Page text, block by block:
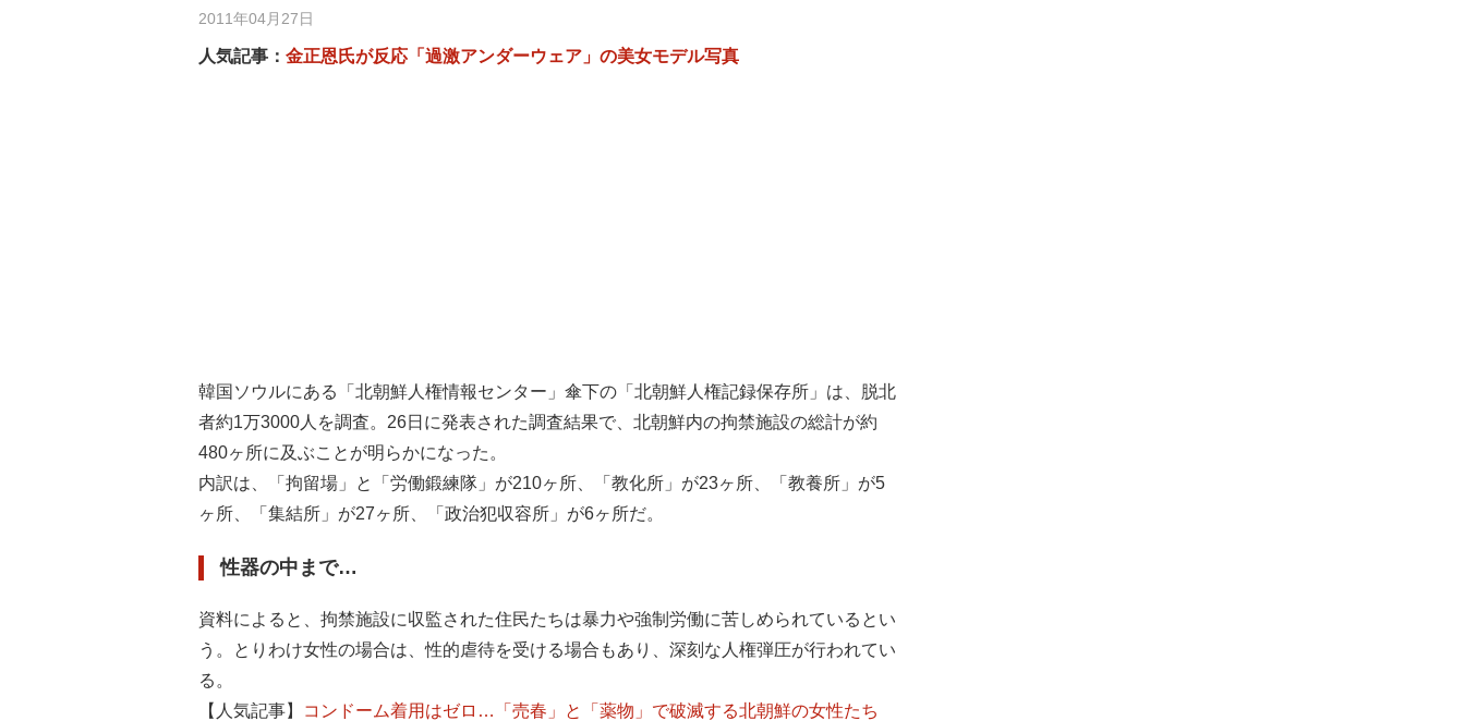
2011年04月27日
人気記事： 金正恩氏が反応「過激アンダーウェア」の美女モデル写真
韓国ソウルにある「北朝鮮人権情報センター」傘下の「北朝鮮人権記録保存所」は、脱北
者約1万3000人を調査。26日に発表された調査結果で、北朝鮮内の拘禁施設の総計が約
480ヶ所に及ぶことが明らかになった。
内訳は、「拘留場」と「労働鍛練隊」が210ヶ所、「教化所」が23ヶ所、「教養所」が5
ヶ所、「集結所」が27ヶ所、「政治犯収容所」が6ヶ所だ。
性器の中まで…
資料によると、拘禁施設に収監された住民たちは暴力や強制労働に苦しめられているとい
う。とりわけ女性の場合は、性的虐待を受ける場合もあり、深刻な人権弾圧が行われてい
る。
【人気記事】
コンドーム着用はゼロ…「売春」と「薬物」で破滅する北朝鮮の女性たち